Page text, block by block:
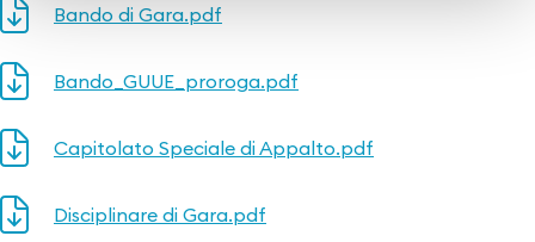
Bando di Gara.pdf
Bando_GUUE_proroga.pdf
Capitolato Speciale di Appalto.pdf
Disciplinare di Gara.pdf